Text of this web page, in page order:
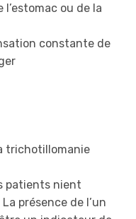
ou de la
constante de
trichotillomanie
patients nient
présence de l’un